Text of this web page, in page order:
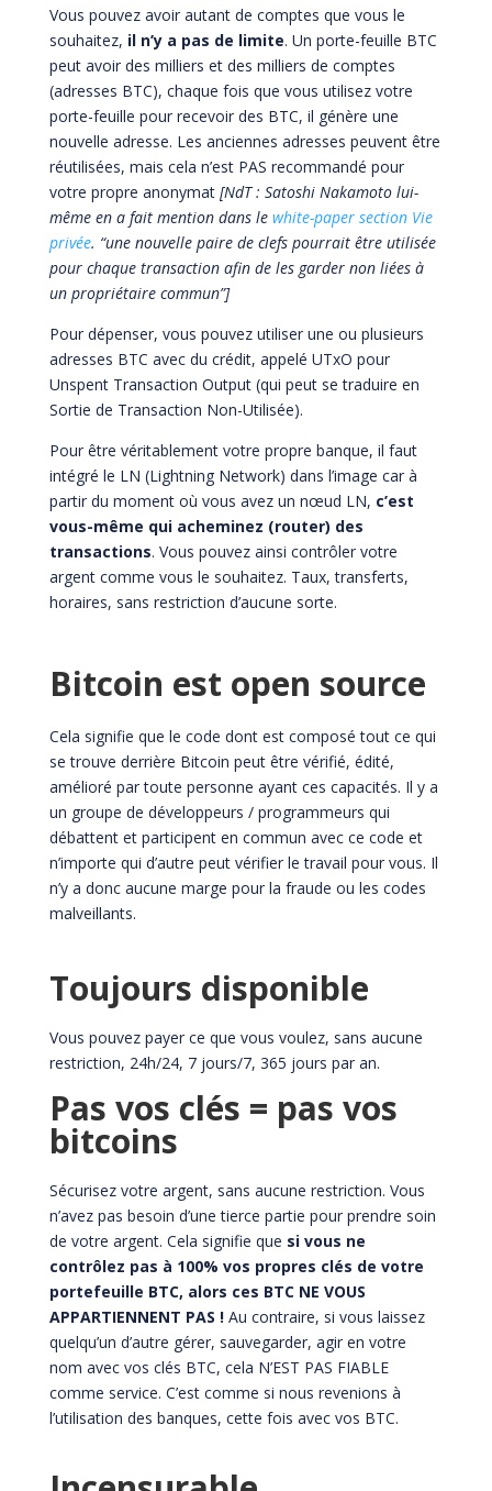
Vous pouvez avoir autant de comptes que vous le
souhaitez, il n’y a pas de limite. Un porte-feuille BTC
peut avoir des milliers et des milliers de comptes
(adresses BTC), chaque fois que vous utilisez votre
porte-feuille pour recevoir des BTC, il génère une
nouvelle adresse. Les anciennes adresses peuvent être
réutilisées, mais cela n’est PAS recommandé pour
votre propre anonymat [NdT : Satoshi Nakamoto lui-
même en a fait mention dans le white-paper section Vie
privée. “une nouvelle paire de clefs pourrait être utilisée
pour chaque transaction afin de les garder non liées à
un propriétaire commun”]
Pour dépenser, vous pouvez utiliser une ou plusieurs
adresses BTC avec du crédit, appelé UTxO pour
Unspent Transaction Output (qui peut se traduire en
Sortie de Transaction Non-Utilisée).
Pour être véritablement votre propre banque, il faut
intégré le LN (Lightning Network) dans l’image car à
partir du moment où vous avez un nœud LN, c’est
vous-même qui acheminez (router) des
transactions. Vous pouvez ainsi contrôler votre
argent comme vous le souhaitez. Taux, transferts,
horaires, sans restriction d’aucune sorte.
Bitcoin est open source
Cela signifie que le code dont est composé tout ce qui
se trouve derrière Bitcoin peut être vérifié, édité,
amélioré par toute personne ayant ces capacités. Il y a
un groupe de développeurs / programmeurs qui
débattent et participent en commun avec ce code et
n’importe qui d’autre peut vérifier le travail pour vous. Il
n’y a donc aucune marge pour la fraude ou les codes
malveillants.
Toujours disponible
Vous pouvez payer ce que vous voulez, sans aucune
restriction, 24h/24, 7 jours/7, 365 jours par an.
Pas vos clés = pas vos
bitcoins
Sécurisez votre argent, sans aucune restriction. Vous
n’avez pas besoin d’une tierce partie pour prendre soin
de votre argent. Cela signifie que si vous ne
contrôlez pas à 100% vos propres clés de votre
portefeuille BTC, alors ces BTC NE VOUS
APPARTIENNENT PAS !Au contraire, si vous laissez
quelqu’un d’autre gérer, sauvegarder, agir en votre
nom avec vos clés BTC, cela N’EST PAS FIABLE
comme service. C’est comme si nous revenions à
l’utilisation des banques, cette fois avec vos BTC.